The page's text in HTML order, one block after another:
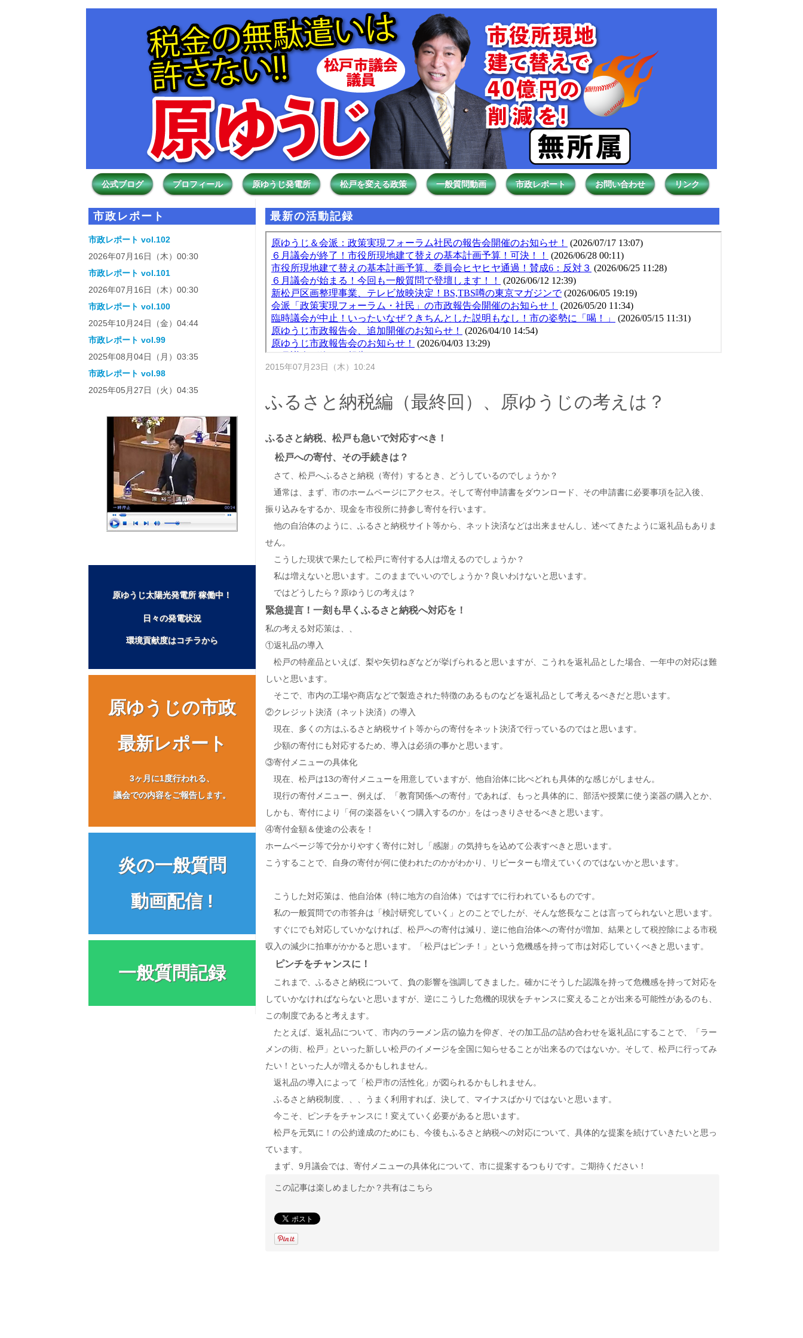
公式ブログ プロフィール 原ゆうじ発電所 松戸を変える政策 一般質問動画 市政レポート お問い合わせ リンク
最新の活動記録
2015年07月23日（木）10:24
ふるさと納税編（最終回）、原ゆうじの考えは？
ふるさと納税、松戸も急いで対応すべき！
松戸への寄付、その手続きは？
さて、松戸へふるさと納税（寄付）するとき、どうしているのでしょうか？
通常は、まず、市のホームページにアクセス。そして寄付申請書をダウンロード、その申請書に必要事項を記入後、
振り込みをするか、現金を市役所に持参し寄付を行います。
他の自治体のように、ふるさと納税サイト等から、ネット決済などは出来ませんし、述べてきたように返礼品もありま
せん。
こうした現状で果たして松戸に寄付する人は増えるのでしょうか？
私は増えないと思います。このままでいいのでしょうか？良いわけないと思います。
ではどうしたら？原ゆうじの考えは？
緊急提言！一刻も早くふるさと納税へ対応を！
私の考える対応策は、、
①返礼品の導入
松戸の特産品といえば、梨や矢切ねぎなどが挙げられると思いますが、こうれを返礼品とした場合、一年中の対応は難
しいと思います。
そこで、市内の工場や商店などで製造された特徴のあるものなどを返礼品として考えるべきだと思います。
②クレジット決済（ネット決済）の導入
現在、多くの方はふるさと納税サイト等からの寄付をネット決済で行っているのではと思います。
少額の寄付にも対応するため、導入は必須の事かと思います。
③寄付メニューの具体化
現在、松戸は13の寄付メニューを用意していますが、他自治体に比べどれも具体的な感じがしません。
現行の寄付メニュー、例えば、「教育関係への寄付」であれば、もっと具体的に、部活や授業に使う楽器の購入とか、
しかも、寄付により「何の楽器をいくつ購入するのか」をはっきりさせるべきと思います。
④寄付金額＆使途の公表を！
ホームページ等で分かりやすく寄付に対し「感謝」の気持ちを込めて公表すべきと思います。
こうすることで、自身の寄付が何に使われたのかがわかり、リピーターも増えていくのではないかと思います。
こうした対応策は、他自治体（特に地方の自治体）ではすでに行われているものです。
私の一般質問での市答弁は「検討研究していく」とのことでしたが、そんな悠長なことは言ってられないと思います。
すぐにでも対応していかなければ、松戸への寄付は減り、逆に他自治体への寄付が増加、結果として税控除による市税
収入の減少に拍車がかかると思います。「松戸はピンチ！」という危機感を持って市は対応していくべきと思います。
ピンチをチャンスに！
これまで、ふるさと納税について、負の影響を強調してきました。確かにそうした認識を持って危機感を持って対応を
していかなければならないと思いますが、逆にこうした危機的現状をチャンスに変えることが出来る可能性があるのも、
この制度であると考えます。
たとえば、返礼品について、市内のラーメン店の協力を仰ぎ、その加工品の詰め合わせを返礼品にすることで、「ラー
メンの街、松戸」といった新しい松戸のイメージを全国に知らせることが出来るのではないか。そして、松戸に行ってみ
たい！といった人が増えるかもしれません。
返礼品の導入によって「松戸市の活性化」が図られるかもしれません。
ふるさと納税制度、、、うまく利用すれば、決して、マイナスばかりではないと思います。
今こそ、ピンチをチャンスに！変えていく必要があると思います。
松戸を元気に！の公約達成のためにも、今後もふるさと納税への対応について、具体的な提案を続けていきたいと思っ
ています。
まず、9月議会では、寄付メニューの具体化について、市に提案するつもりです。ご期待ください！
この記事は楽しめましたか？共有はこちら
市政レポート
市政レポート vol.102
2026年07月16日（木）00:30
市政レポート vol.101
2026年07月16日（木）00:30
市政レポート vol.100
2025年10月24日（金）04:44
市政レポート vol.99
2025年08月04日（月）03:35
市政レポート vol.98
2025年05月27日（火）04:35
原ゆうじ太陽光発電所 稼働中！
日々の発電状況
環境貢献度はコチラから
原ゆうじの市政
最新レポート
3ヶ月に1度行われる、
議会での内容をご報告します。
炎の一般質問
動画配信 !
一般質問記録